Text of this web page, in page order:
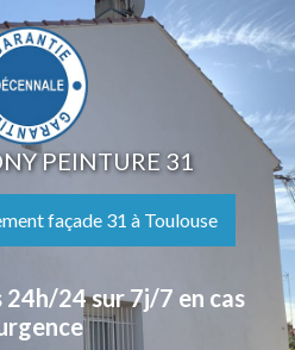
PEINTURE 31
façade 31 à Toulouse
24 sur 7j/7 en cas